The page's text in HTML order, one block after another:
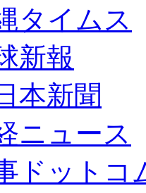
タイムス
新報
本新聞
ニュース
ドットコ